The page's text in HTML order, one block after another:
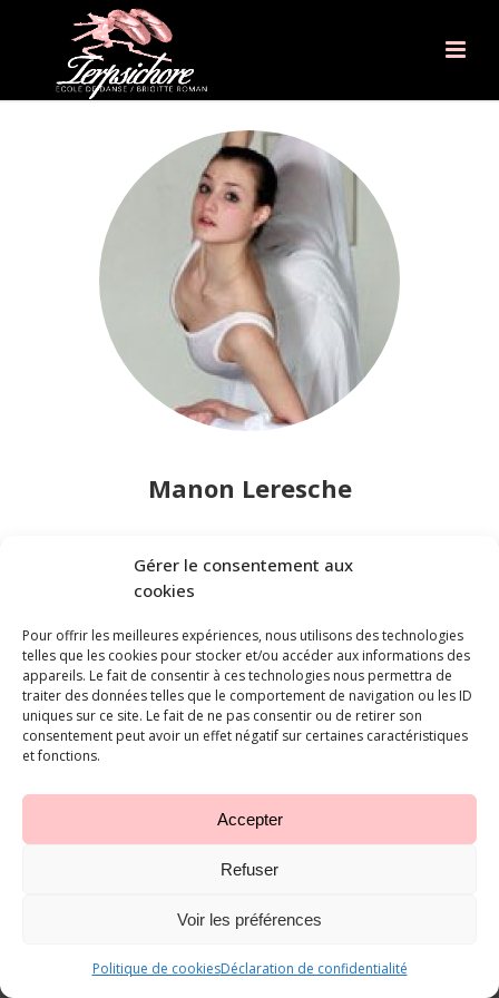
Gérer le consentement aux
cookies
Pour offrir les meilleures expériences, nous utilisons des technologies
telles que les cookies pour stocker et/ou accéder aux informations des
appareils. Le fait de consentir à ces technologies nous permettra de
traiter des données telles que le comportement de navigation ou les ID
uniques sur ce site. Le fait de ne pas consentir ou de retirer son
consentement peut avoir un effet négatif sur certaines caractéristiques
et fonctions.
Accepter
Refuser
Voir les préférences
Politique de cookiesDéclaration de confidentialité
Manon Leresche
2026-Réalisé par l'agence web Digital
Romandie- Dernière mise à jour le 06.08.2026
Appeler E-mail Plan d'accès